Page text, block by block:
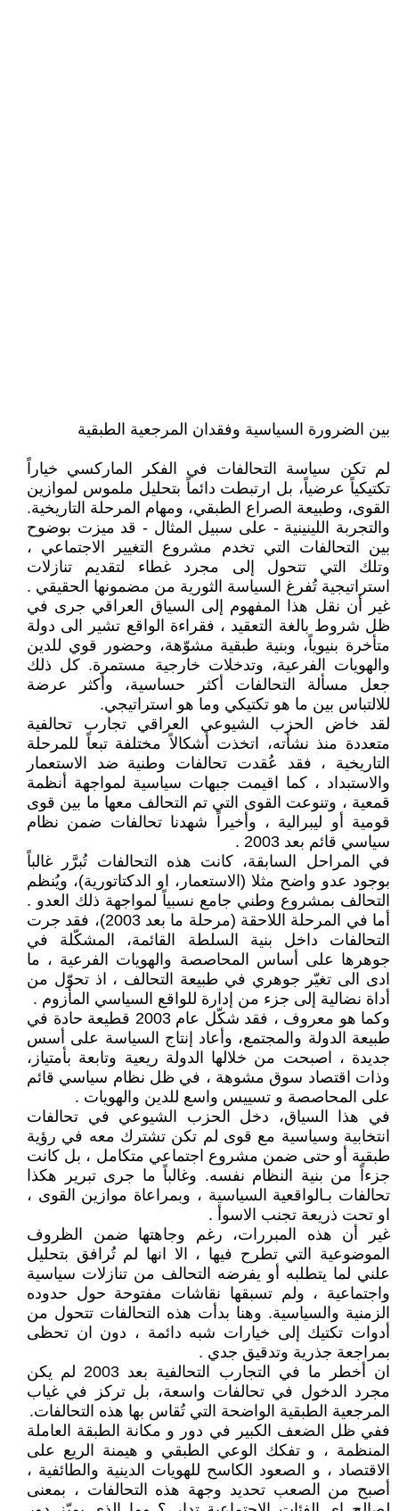
بين الضرورة السياسية وفقدان المرجعية الطبقية
لم تكن سياسة التحالفات في الفكر الماركسي خياراً
تكتيكياً عرضياً، بل ارتبطت دائماً بتحليل ملموس لموازين
القوى، وطبيعة الصراع الطبقي، ومهام المرحلة التاريخية.
والتجربة اللينينية - على سبيل المثال - قد ميزت بوضوح
بين التحالفات التي تخدم مشروع التغيير الاجتماعي ،
وتلك التي تتحول إلى مجرد غطاء لتقديم تنازلات
استراتيجية تُفرغ السياسة الثورية من مضمونها الحقيقي .
غير أن نقل هذا المفهوم إلى السياق العراقي جرى في
ظل شروط بالغة التعقيد ، فقراءة الواقع تشير الى دولة
متأخرة بنيوياً، وبنية طبقية مشوّهة، وحضور قوي للدين
والهويات الفرعية، وتدخلات خارجية مستمرة. كل ذلك
جعل مسألة التحالفات أكثر حساسية، وأكثر عرضة
للالتباس بين ما هو تكتيكي وما هو استراتيجي.
لقد خاض الحزب الشيوعي العراقي تجارب تحالفية
متعددة منذ نشأته، اتخذت أشكالاً مختلفة تبعاً للمرحلة
التاريخية ، فقد عُقدت تحالفات وطنية ضد الاستعمار
والاستبداد ، كما اقيمت جبهات سياسية لمواجهة أنظمة
قمعية ، وتنوعت القوى التي تم التحالف معها ما بين قوى
قومية أو ليبرالية ، وأخيراً شهدنا تحالفات ضمن نظام
سياسي قائم بعد 2003 .
في المراحل السابقة، كانت هذه التحالفات تُبرَّر غالباً
بوجود عدو واضح مثلا (الاستعمار، او الدكتاتورية)، ويُنظم
التحالف بمشروع وطني جامع نسبياً لمواجهة ذلك العدو .
أما في المرحلة اللاحقة (مرحلة ما بعد 2003)، فقد جرت
التحالفات داخل بنية السلطة القائمة، المشكّلة في
جوهرها على أساس المحاصصة والهويات الفرعية ، ما
ادى الى تغيّر جوهري في طبيعة التحالف ، اذ تحوّل من
أداة نضالية إلى جزء من إدارة للواقع السياسي المأزوم .
وكما هو معروف ، فقد شكّل عام 2003 قطيعة حادة في
طبيعة الدولة والمجتمع، وأعاد إنتاج السياسة على أسس
جديدة ، اصبحت من خلالها الدولة ريعية وتابعة بأمتياز،
وذات اقتصاد سوق مشوهة ، في ظل نظام سياسي قائم
على المحاصصة و تسييس واسع للدين والهويات .
في هذا السياق، دخل الحزب الشيوعي في تحالفات
انتخابية وسياسية مع قوى لم تكن تشترك معه في رؤية
طبقية أو حتى ضمن مشروع اجتماعي متكامل ، بل كانت
جزءاً من بنية النظام نفسه. وغالباً ما جرى تبرير هكذا
تحالفات بـالواقعية السياسية ، وبمراعاة موازين القوى ،
او تحت ذريعة تجنب الاسوأ .
غير أن هذه المبررات، رغم وجاهتها ضمن الظروف
الموضوعية التي تطرح فيها ، الا انها لم تُرافق بتحليل
علني لما يتطلبه أو يفرضه التحالف من تنازلات سياسية
واجتماعية ، ولم تسبقها نقاشات مفتوحة حول حدوده
الزمنية والسياسية. وهنا بدأت هذه التحالفات تتحول من
أدوات تكتيك إلى خيارات شبه دائمة ، دون ان تحظى
بمراجعة جذرية وتدقيق جدي .
ان أخطر ما في التجارب التحالفية بعد 2003 لم يكن
مجرد الدخول في تحالفات واسعة، بل تركز في غياب
المرجعية الطبقية الواضحة التي تُقاس بها هذه التحالفات.
ففي ظل الضعف الكبير في دور و مكانة الطبقة العاملة
المنظمة ، و تفكك الوعي الطبقي و هيمنة الريع على
الاقتصاد ، و الصعود الكاسح للهويات الدينية والطائفية ،
أصبح من الصعب تحديد وجهة هذه التحالفات ، بمعنى